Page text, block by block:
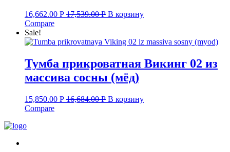
16,662.00 Р 17,539.00Р В корзину
Compare
Sale!
Тумба прикроватная Викинг 02 из
массива сосны (мёд)
15,850.00 Р 16,684.00Р В корзину
Compare